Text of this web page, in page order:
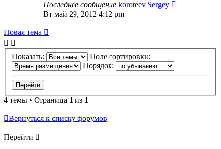
Последнее сообщение koroteev Sergey
Вт май 29, 2012 4:12 pm
Новая тема
Показать:
Поле сортировки:
Порядок:
4 темы • Страница 1 из 1
Вернуться к списку форумов
Перейти